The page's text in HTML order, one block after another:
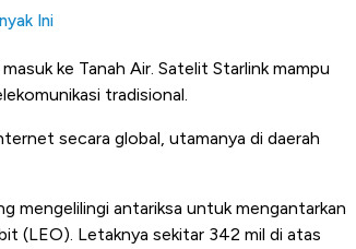
Ini
ke Tanah Air. Satelit Starlink mampu
tradisional.
secara global, utamanya di daerah
mengelilingi antariksa untuk mengantarkan
(LEO). Letaknya sekitar 342 mil di atas